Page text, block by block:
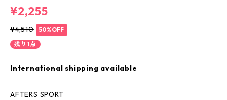
¥2,255
¥4,510
50%OFF
残り1点
International shipping available
AFTERS SPORT